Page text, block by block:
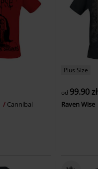
Cannibal
Plus Size
od 99.90 zł
Raven Wise